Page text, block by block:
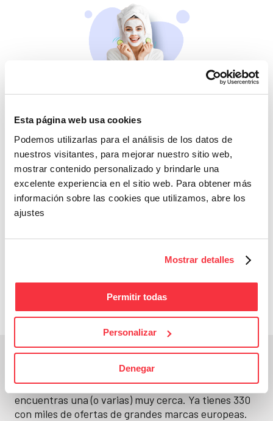
Esta página web usa cookies
Podemos utilizarlas para el análisis de los datos de
nuestros visitantes, para mejorar nuestro sitio web,
mostrar contenido personalizado y brindarle una
excelente experiencia en el sitio web. Para obtener más
información sobre las cookies que utilizamos, abre los
ajustes
Mostrar detalles
Permitir todas
Personalizar
Denegar
Si no te mimas tú…
llévatelos
En un segundo, la encuentras.
No paramos de abrirtiendas. Seguro que
encuentras una (o varias) muy cerca. Ya tienes 330
con miles de ofertas de grandes marcas europeas.